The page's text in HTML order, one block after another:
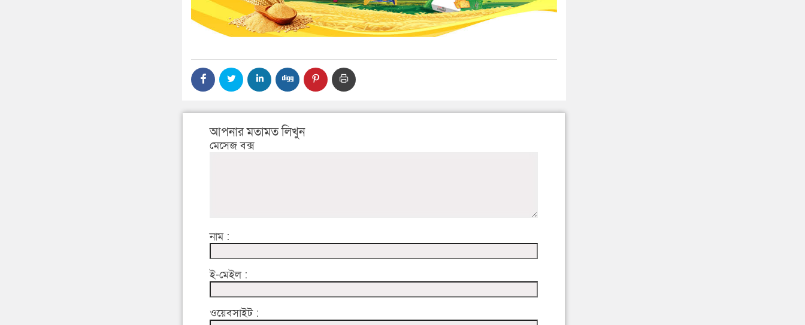
আপনার মতামত লিখুন
মেসেজ বক্স
নাম :
ই-মেইল :
ওয়েবসাইট :